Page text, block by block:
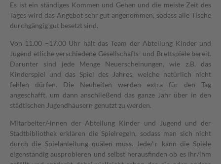
Es ist ein ständiges Kommen und Gehen und die meiste Zeit des
Tages wird das Angebot sehr gut angenommen, sodass alle Tische
durchgängig gut besetzt sind.
Von 11.00 –17.00 Uhr hält das Team der Abteilung Kinder und
Jugend etliche verschiedene Gesellschafts- und Brettspiele bereit.
Darunter sind jede Menge Neuerscheinungen, wie z.B. das
Kinderspiel und das Spiel des Jahres, welche natürlich nicht
fehlen dürfen. Die Neuheiten werden extra für den Tag
angeschafft, um dann anschließend das ganze Jahr über in den
städtischen Jugendhäusern genutzt zu werden.
Mitarbeiter/-innen der Abteilung Kinder und Jugend und der
Stadtbibliothek erklären die Spielregeln, sodass man sich nicht
durch die Spielanleitung quälen muss. Jede/-r kann die Spiele
eigenständig ausprobieren und selbst herausfinden ob es ihr/ihm